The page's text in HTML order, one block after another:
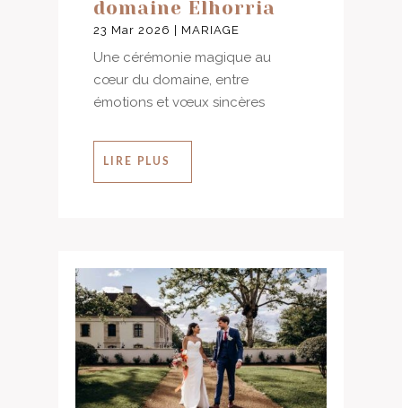
domaine Elhorria
23 Mar 2026 MARIAGE
Une cérémonie magique au
cœur du domaine, entre
émotions et vœux sincères
LIRE PLUS